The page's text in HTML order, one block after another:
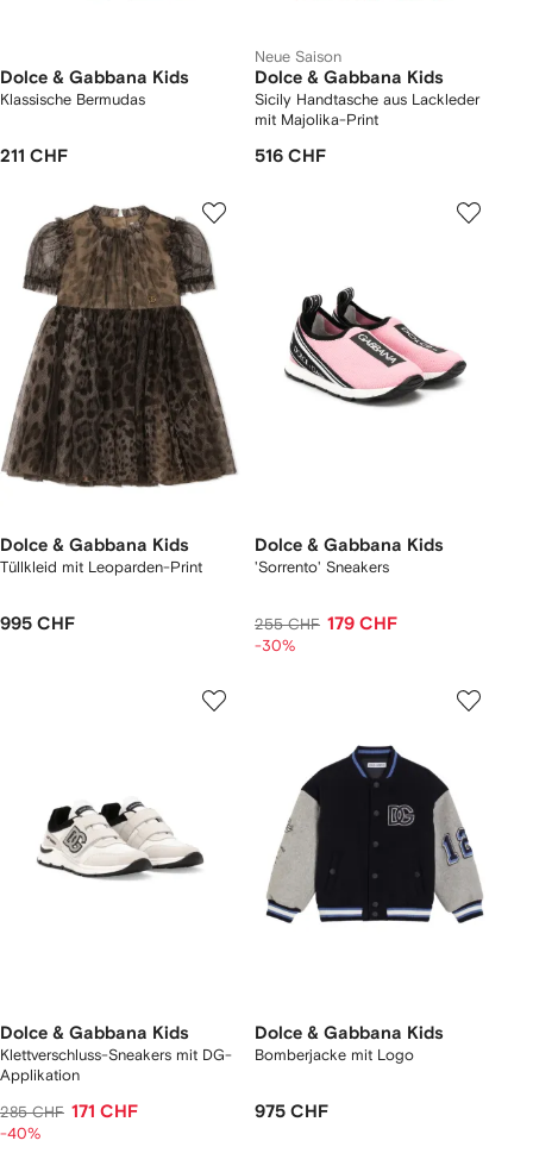
Dolce & Gabbana Kids
Klassische Bermudas
211 CHF
Neue Saison
Dolce & Gabbana Kids
Sicily Handtasche aus Lackleder
mit Majolika-Print
516 CHF
Dolce & Gabbana Kids
Tüllkleid mit Leoparden-Print
995 CHF
Dolce & Gabbana Kids
'Sorrento' Sneakers
255 CHF 179 CHF
-30%
Dolce & Gabbana Kids
Klettverschluss-Sneakers mit DG-
Applikation
285 CHF 171 CHF
-40%
Dolce & Gabbana Kids
Bomberjacke mit Logo
975 CHF